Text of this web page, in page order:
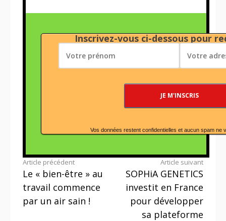
Inscrivez-vous ci-dessous pour
Vos données restent confidentielles et aucun spam ne
Lire
la
suite
Article précédent
Le « bien-être » au
travail commence
par un air sain !
Article suivant
SOPHiA GENETICS
investit en France
pour développer
sa plateforme